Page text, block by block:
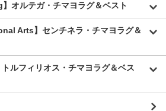
オルテガ・チマヨラグ＆ベスト
Arts】センチネラ・チマヨラグ＆
フィリオス・チマヨラグ＆ベス